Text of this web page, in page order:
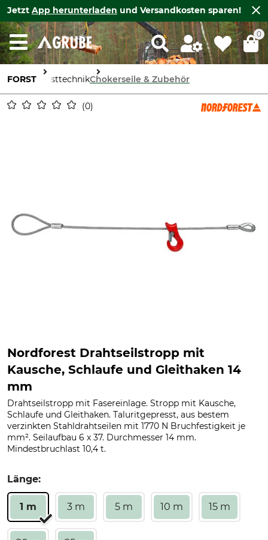
Jetzt App herunterladen und Versandkosten sparen!
0
FORST ForsttechnikChokerseile & Zubehör
0
Nordforest Drahtseilstropp mit
Kausche, Schlaufe und Gleithaken 14
mm
Drahtseilstropp mit Fasereinlage. Stropp mit Kausche,
Schlaufe und Gleithaken. Taluritgepresst, aus bestem
verzinkten Stahldrahtseilen mit 1770 N Bruchfestigkeit je
mm². Seilaufbau 6 x 37. Durchmesser 14 mm.
Mindestbruchlast 10,4 t.
Länge:
1 m 3 m 5 m 10 m 15 m